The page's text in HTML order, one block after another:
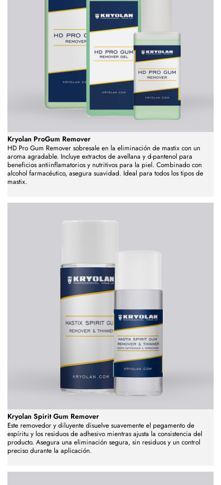
Kryolan ProGum Remover
HD Pro Gum Remover sobresale en la eliminación de mastix con un
aroma agradable. Incluye extractos de avellana y d-pantenol para
beneficios antiinflamatorios y nutritivos para la piel. Combinado con
alcohol farmacéutico, asegura suavidad. Ideal para todos los tipos de
mastix.
Kryolan Spirit Gum Remover
Este removedor y diluyente disuelve suavemente el pegamento de
espíritu y los residuos de adhesivo mientras ajusta la consistencia del
producto. Asegura una eliminación segura, sin residuos y un control
preciso durante la aplicación.